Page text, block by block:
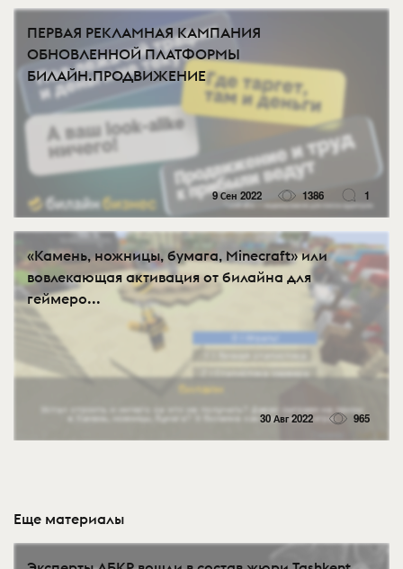
ПЕРВАЯ РЕКЛАМНАЯ КАМПАНИЯ
ОБНОВЛЕННОЙ ПЛАТФОРМЫ
БИЛАЙН.ПРОДВИЖЕНИЕ
9 Сен 2022 1386 1
«Камень, ножницы, бумага, Minecraft» или
вовлекающая активация от билайна для
геймеро...
30 Авг 2022 965
Еще материалы